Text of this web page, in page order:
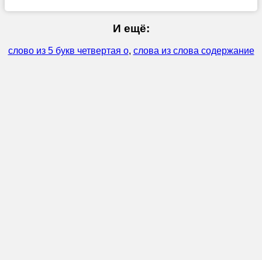
И ещё:
слово из 5 букв четвертая о, слова из слова содержание